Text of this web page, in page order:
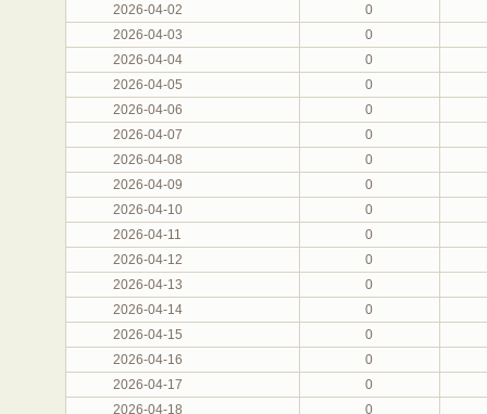
2026-04-02
0
2026-04-03
0
2026-04-04
0
2026-04-05
0
2026-04-06
0
2026-04-07
0
2026-04-08
0
2026-04-09
0
2026-04-10
0
2026-04-11
0
2026-04-12
0
2026-04-13
0
2026-04-14
0
2026-04-15
0
2026-04-16
0
2026-04-17
0
2026-04-18
0